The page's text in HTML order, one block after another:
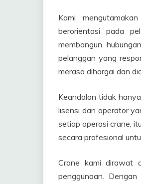
Kami
berorientasi pada
membangun
pelanggan yang
merasa dihargai dan
Keandalan tidak
lisensi dan operator
setiap operasi crane,
secara profesional
Crane kami dirawat
penggunaan.